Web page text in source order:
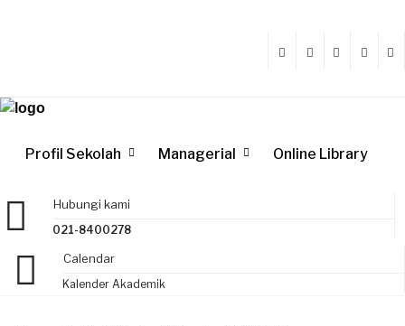
Profil Sekolah Managerial Online Library
Hubungi kami
021-8400278
Calendar
Kalender Akademik